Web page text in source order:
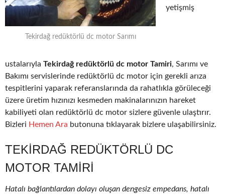
Tekirdağ redüktörlü dc motor Sarımı
yetişmiş
ustalarıyla Tekirdağ redüktörlü dc motor Tamiri, Sarımı ve
Bakımı servislerinde redüktörlü dc motor için gerekli arıza
tespitlerini yaparak referanslarında da rahatlıkla görüleceği
üzere üretim hızınızı kesmeden makinalarınızın hareket
kabiliyeti olan redüktörlü dc motor sizlere güvenle ulaştırır.
Bizleri Hemen Ara butonuna tıklayarak bizlere ulaşabilirsiniz.
TEKIRDAĞ REDÜKTÖRLÜ DC
MOTOR TAMIRI
Hatalı bağlantılardan dolayı oluşan dengesiz empedans, hatalı